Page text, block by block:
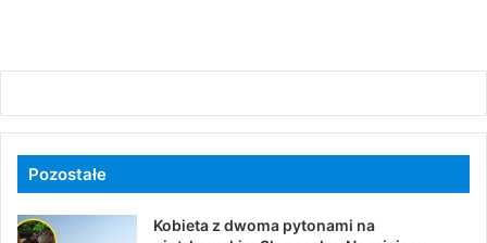
Pozostałe
Kobieta z dwoma pytonami na